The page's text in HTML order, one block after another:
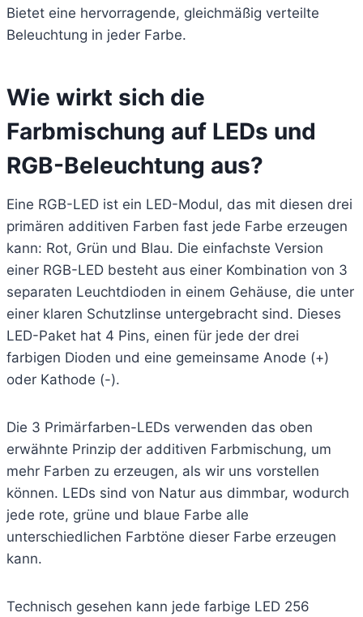
Bietet eine hervorragende, gleichmäßig verteilte
Beleuchtung in jeder Farbe.
Wie wirkt sich die
Farbmischung auf LEDs und
RGB-Beleuchtung aus?
Eine RGB-LED ist ein LED-Modul, das mit diesen drei
primären additiven Farben fast jede Farbe erzeugen
kann: Rot, Grün und Blau. Die einfachste Version
einer RGB-LED besteht aus einer Kombination von 3
separaten Leuchtdioden in einem Gehäuse, die unter
einer klaren Schutzlinse untergebracht sind. Dieses
LED-Paket hat 4 Pins, einen für jede der drei
farbigen Dioden und eine gemeinsame Anode (+)
oder Kathode (-).
Die 3 Primärfarben-LEDs verwenden das oben
erwähnte Prinzip der additiven Farbmischung, um
mehr Farben zu erzeugen, als wir uns vorstellen
können. LEDs sind von Natur aus dimmbar, wodurch
jede rote, grüne und blaue Farbe alle
unterschiedlichen Farbtöne dieser Farbe erzeugen
kann.
Technisch gesehen kann jede farbige LED 256